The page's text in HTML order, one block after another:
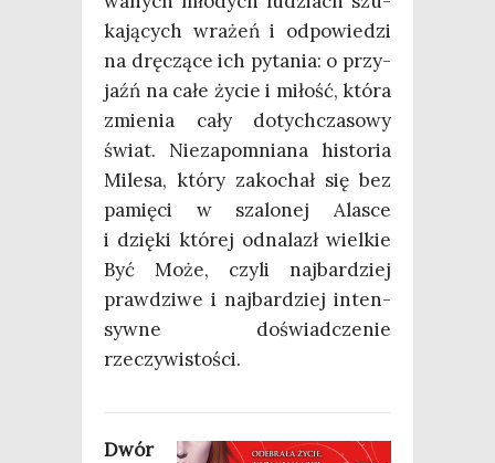
ka­ją­cych wra­żeń i odpo­wie­dzi
na drę­czą­ce ich pyta­nia: o przy­
jaźń na całe życie i miłość, któ­ra
zmie­nia cały dotych­cza­so­wy
świat. Nie­za­po­mnia­na histo­ria
Mile­sa, któ­ry zako­chał się bez
pamię­ci w sza­lo­nej Ala­sce
i dzię­ki któ­rej odna­lazł wiel­kie
Być Może, czy­li naj­bar­dziej
praw­dzi­we i naj­bar­dziej inten­
syw­ne doświad­cze­nie
rzeczywistości.
Dwór